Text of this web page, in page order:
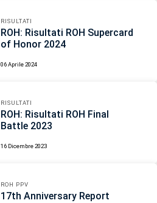
RISULTATI
ROH: Risultati ROH Supercard
of Honor 2024
06 Aprile 2024
RISULTATI
ROH: Risultati ROH Final
Battle 2023
16 Dicembre 2023
ROH PPV
17th Anniversary Report